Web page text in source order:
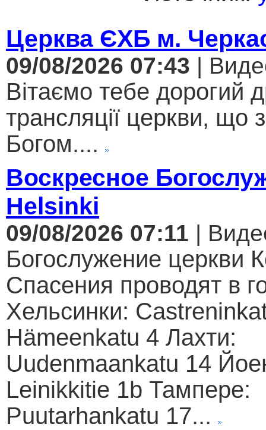
Церква ЄХБ м.
09/08/2026 07:43 |
Вітаємо тебе дорогий
трансляції церкви, що
Богом....
Воскресное
Helsinki
09/08/2026 07:11 |
Богослужение церкви
Спасения проводят в
Хельсинки:
Hämeenkatu 4 Лахти:
Uudenmaankatu 14
Leinikkitie 1b Тампере:
Puutarhankatu 17...